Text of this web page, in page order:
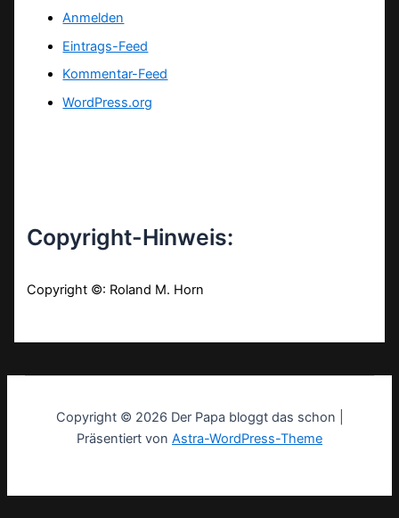
Anmelden
Eintrags-Feed
Kommentar-Feed
WordPress.org
Copyright-Hinweis:
Copyright ©: Roland M. Horn
Copyright © 2026 Der Papa bloggt das schon |
Präsentiert von Astra-WordPress-Theme